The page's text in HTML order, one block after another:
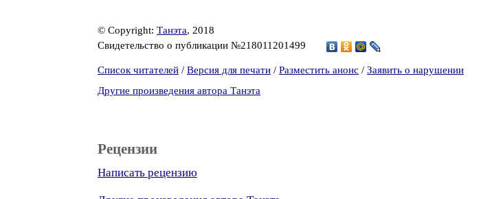
© Copyright: Танэта, 2018
Свидетельство о публикации №218011201499
Список читателей / Версия для печати / Разместить анонс / Заявить о нарушении
Другие произведения автора Танэта
Рецензии
Написать рецензию